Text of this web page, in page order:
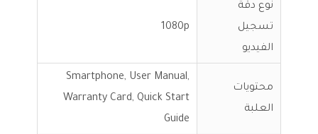
نوع دقة
تسجيل
الفيديو
1080p
محتويات
العلبة
Smartphone, User Manual,
Warranty Card, Quick Start
Guide